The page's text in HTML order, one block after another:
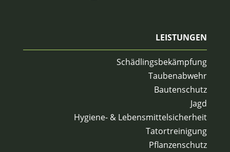
LEISTUNGEN
Schädlingsbekämpfung
Taubenabwehr
Bautenschutz
Jagd
Hygiene- & Lebensmittelsicherheit
Tatortreinigung
Pflanzenschutz